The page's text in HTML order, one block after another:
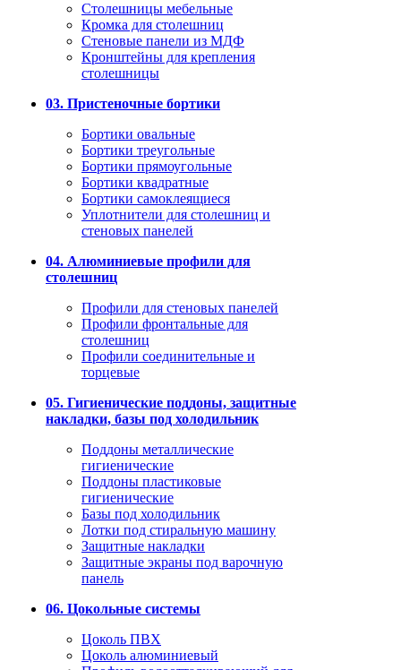
Столешницы мебельные
Кромка для столешниц
Стеновые панели из МДФ
Кронштейны для крепления
столешницы
03. Пристеночные бортики
Бортики овальные
Бортики треугольные
Бортики прямоугольные
Бортики квадратные
Бортики самоклеящиеся
Уплотнители для столешниц и
стеновых панелей
04. Алюминиевые профили для
столешниц
Профили для стеновых панелей
Профили фронтальные для
столешниц
Профили соединительные и
торцевые
05. Гигиенические поддоны, защитные
накладки, базы под холодильник
Поддоны металлические
гигиенические
Поддоны пластиковые
гигиенические
Базы под холодильник
Лотки под стиральную машину
Защитные накладки
Защитные экраны под варочную
панель
06. Цокольные системы
Цоколь ПВХ
Цоколь алюминиевый